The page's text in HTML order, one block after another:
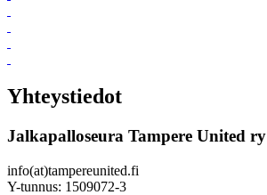
Yhteystiedot
Jalkapalloseura Tampere United ry
info(at)tampereunited.fi
Y-tunnus: 1509072-3